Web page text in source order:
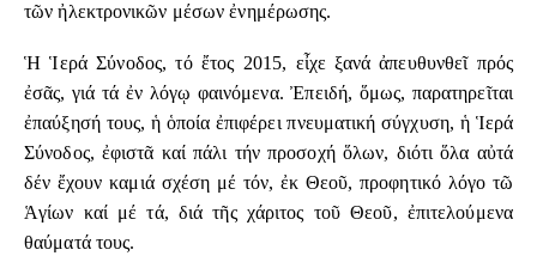
τῶν ἠλεκτρονικῶν μέσων ἐνημέρωσης.
Ἡ Ἱερά Σύνοδος, τό ἔτος 2015, εἶχε ξανά ἀπευθυνθεῖ πρός
ἐσᾶς, γιά τά ἐν λόγῳ φαινόμενα. Ἐπειδή, ὅμως, παρατηρεῖται
ἐπαύξησή τους, ἡ ὁποία ἐπιφέρει πνευματική σύγχυση, ἡ Ἱερά
Σύνοδος, ἐφιστᾶ καί πάλι τήν προσοχή ὅλων, διότι ὅλα αὐτά
δέν ἔχουν καμιά σχέση μέ τόν, ἐκ Θεοῦ, προφητικό λόγο τῶ
Ἁγίων καί μέ τά, διά τῆς χάριτος τοῦ Θεοῦ, ἐπιτελούμενα
θαύματά τους.